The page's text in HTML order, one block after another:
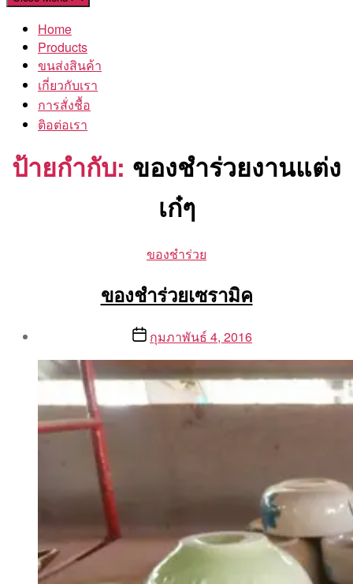
Home
Products
ขนส่งสินค้า
เกี่ยวกับเรา
การสั่งชื้อ
ติอต่อเรา
ป้ายกำกับ: ของชําร่วยงานแต่ง
เก๋ๆ
Categories
ของชำร่วย
ของชำร่วยเซรามิค
By
Aea
Postกุมภาพันธ์ 4, 2016